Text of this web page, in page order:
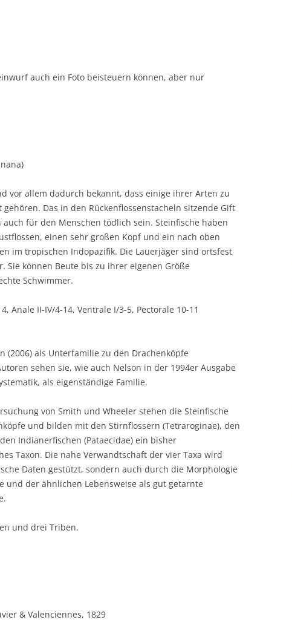
auch ein Foto beisteuern können, aber nur
vor allem dadurch bekannt, dass einige ihrer Arten zu
Das in den Rückenflossenstacheln sitzende Gift
für den Menschen tödlich sein. Steinfische haben
einen sehr großen Kopf und ein nach oben
im tropischen Indopazifik. Die Lauerjäger sind ortsfest
Sie können Beute bis zu ihrer eigenen Größe
Schwimmer.
Anale II-IV/4-14, Ventrale I/3-5, Pectorale 10-11
(2006) als Unterfamilie zu den Drachenköpfe
sehen sie, wie auch Nelson in der 1994er Ausgabe
als eigenständige Familie.
von Smith und Wheeler stehen die Steinfische
und bilden mit den Stirnflossern (Tetraroginae), den
Indianerfischen (Pataecidae) ein bisher
Taxon. Die nahe Verwandtschaft der vier Taxa wird
Daten gestützt, sondern auch durch die Morphologie
und der ähnlichen Lebensweise als gut getarnte
und drei Triben.
& Valenciennes, 1829